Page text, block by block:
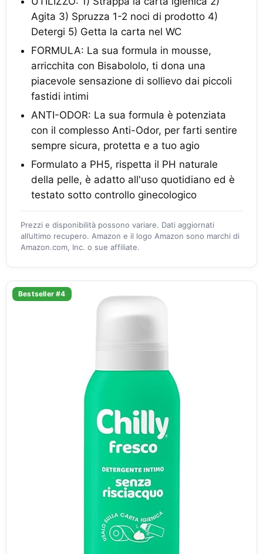
Agita 3) Spruzza 1-2 noci di prodotto 4)
Detergi 5) Getta la carta nel WC
FORMULA: La sua formula in mousse,
arricchita con Bisabololo, ti dona una
piacevole sensazione di sollievo dai piccoli
fastidi intimi
ANTI-ODOR: La sua formula è potenziata
con il complesso Anti-Odor, per farti sentire
sempre sicura, protetta e a tuo agio
Formulato a PH5, rispetta il PH naturale
della pelle, è adatto all'uso quotidiano ed è
testato sotto controllo ginecologico
Prezzi e disponibilità possono variare. Dati aggiornati
all’ultimo recupero. Amazon e il logo Amazon sono marchi di
Amazon.com, Inc. o sue affiliate.
Bestseller #4